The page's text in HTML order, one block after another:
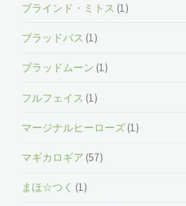
ブラインド・ミトス (1)
ブラッドパス (1)
ブラッドムーン (1)
フルフェイス (1)
マージナルヒーローズ(1)
マギカロギア (57)
まほ☆つく (1)